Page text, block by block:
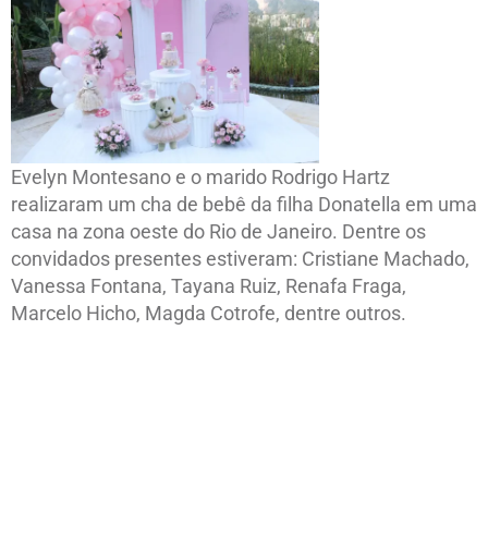
Evelyn Montesano e o marido Rodrigo Hartz
realizaram um cha de bebê da filha Donatella em uma
casa na zona oeste do Rio de Janeiro. Dentre os
convidados presentes estiveram: Cristiane Machado,
Vanessa Fontana, Tayana Ruiz, Renafa Fraga,
Marcelo Hicho, Magda Cotrofe, dentre outros.